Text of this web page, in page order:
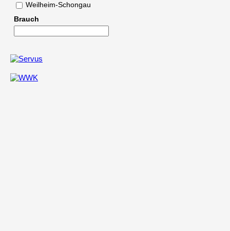
Weilheim-Schongau
Brauch